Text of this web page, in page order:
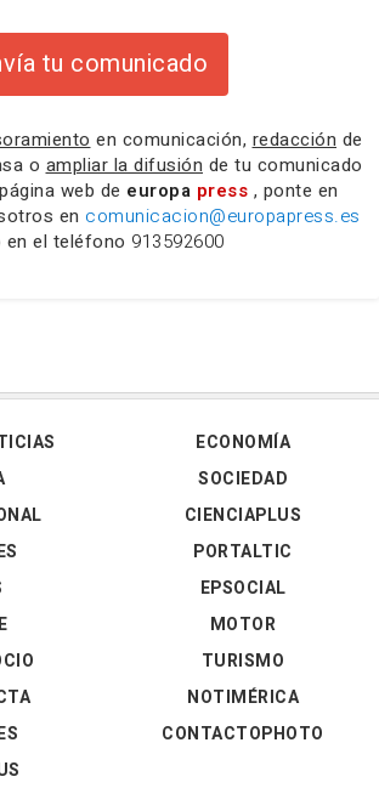
tu comunicado
en comunicación, redacción de
o ampliar la difusión de tu comunicado
web de europa press , ponte en
en comunicacion@europapress.es
en el teléfono 913592600
ECONOMÍA
SOCIEDAD
CIENCIAPLUS
PORTALTIC
EPSOCIAL
MOTOR
TURISMO
NOTIMÉRICA
CONTACTOPHOTO